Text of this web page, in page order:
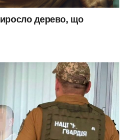
дерево, що